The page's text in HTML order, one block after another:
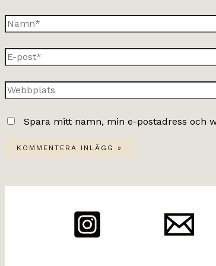
Namn*
E-
post*
Webbplats
Spara mitt namn, min e-postadress och